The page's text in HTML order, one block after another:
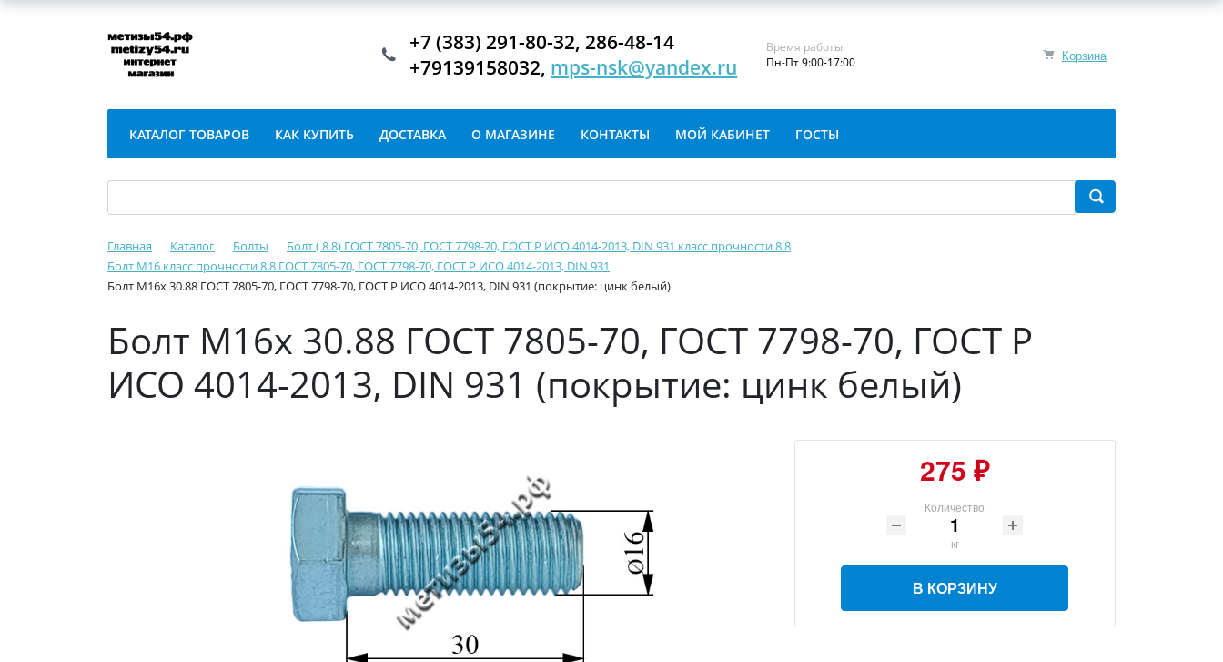
Корзина
+7 (383) 291-80-32, 286-48-14
+79139158032, mps-nsk@yandex.ru
Время работы:
Пн-Пт 9:00-17:00
КАТАЛОГ ТОВАРОВ КАК КУПИТЬ ДОСТАВКА О МАГАЗИНЕ КОНТАКТЫ МОЙ КАБИНЕТ ГОСТЫ
Главная Каталог Болты
Болт ( 8.8) ГОСТ 7805-70, ГОСТ 7798-70, ГОСТ Р ИСО 4014-2013, DIN 931 класс прочности 8.8
Болт М16 класс прочности 8.8 ГОСТ 7805-70, ГОСТ 7798-70, ГОСТ Р ИСО 4014-2013, DIN 931
Болт М16х 30.88 ГОСТ 7805-70, ГОСТ 7798-70, ГОСТ Р ИСО 4014-2013, DIN 931 (покрытие: цинк белый)
Болт М16х 30.88 ГОСТ 7805-70, ГОСТ 7798-70, ГОСТ Р
ИСО 4014-2013, DIN 931 (покрытие: цинк белый)
275 ₽
Количество
кг
В КОРЗИНУ